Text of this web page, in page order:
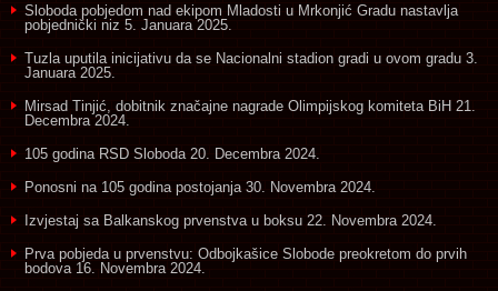
Sloboda pobjedom nad ekipom Mladosti u Mrkonjić Gradu nastavlja
pobjednički niz 5. Januara 2025.
Tuzla uputila inicijativu da se Nacionalni stadion gradi u ovom gradu 3.
Januara 2025.
Mirsad Tinjić, dobitnik značajne nagrade Olimpijskog komiteta BiH 21.
Decembra 2024.
105 godina RSD Sloboda 20. Decembra 2024.
Ponosni na 105 godina postojanja 30. Novembra 2024.
Izvjestaj sa Balkanskog prvenstva u boksu 22. Novembra 2024.
Prva pobjeda u prvenstvu: Odbojkašice Slobode preokretom do prvih
bodova 16. Novembra 2024.